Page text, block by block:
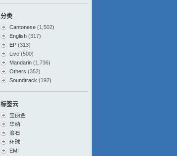
分类
Cantonese (1,502)
English (317)
EP (313)
Live (500)
Mandarin (1,736)
Others (352)
Soundtrack (192)
标签云
宝丽金
华纳
滚石
环球
EMI